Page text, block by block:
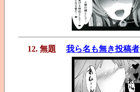
12. 無題 我ら名も無き投稿者